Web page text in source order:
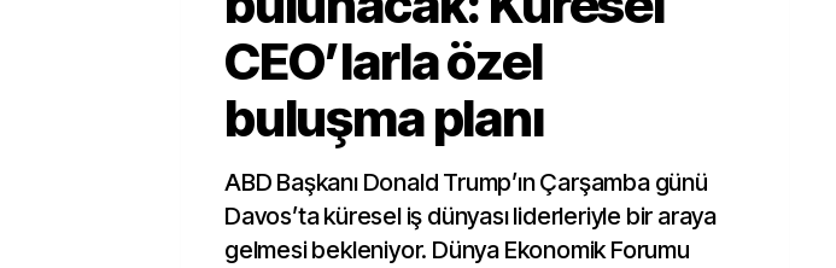
CEO’larla özel
buluşma planı
ABD Başkanı Donald Trump’ın Çarşamba günü
Davos’ta küresel iş dünyası liderleriyle bir araya
gelmesi bekleniyor. Dünya Ekonomik Forumu